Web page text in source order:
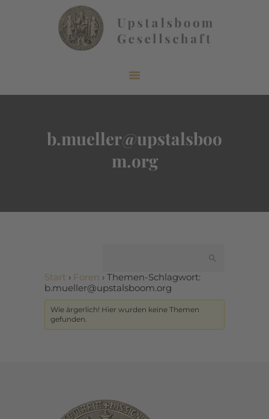
b.mueller@upstalsboo
m.org
VERÖFFENTLICHUNGEN
INFORMIEREN
KONTAKT
Start › Foren › Themen-Schlagwort:
b.mueller@upstalsboom.org
Wie ärgerlich! Hier wurden keine Themen
gefunden.